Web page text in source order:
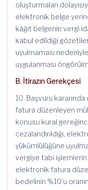
oluşturmaları
elektronik belge
kâğıt belgenin vergi
kabul edildiği
uyulmaması
uygulanması
B. İtirazın Gerekçesi
10. Başvuru
fatura düzenleyen
konusu kural
cezalandırıldığı,
yükümlülüğüne
vergiye tabi
elektronik fatura
bedelinin %10’u